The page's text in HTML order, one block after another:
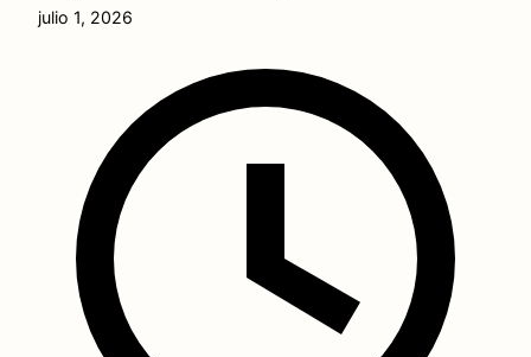
julio 1, 2026